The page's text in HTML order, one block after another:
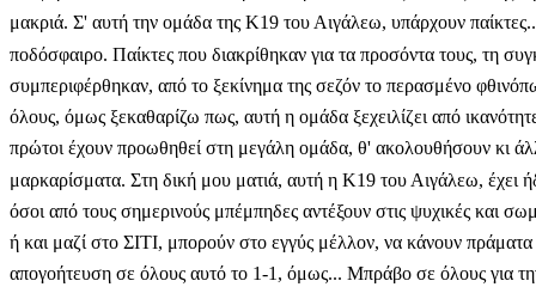
μακριά. Σ' αυτή την ομάδα της Κ19 του Αιγάλεω, υπάρχουν
ποδόσφαιρο. Παίκτες που διακρίθηκαν για τα προσόντα τους, τη
συμπεριφέρθηκαν, από το ξεκίνημα της σεζόν το περασμένο
όλους, όμως ξεκαθαρίζω πως, αυτή η ομάδα ξεχειλίζει από
πρώτοι έχουν προωθηθεί στη μεγάλη ομάδα, θ' ακολουθήσουν κι
μαρκαρίσματα. Στη δική μου ματιά, αυτή η Κ19 του Αιγάλεω, έχει
όσοι από τους σημερινούς μπέμπηδες αντέξουν στις ψυχικές και
ή και μαζί στο ΣΙΤΙ, μπορούν στο εγγύς μέλλον, να κάνουν
απογοήτευση σε όλους αυτό το 1-1, όμως... Μπράβο σε όλους για